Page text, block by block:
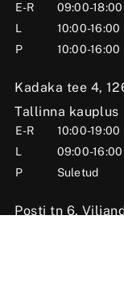
E-R
09:00-18:00
L
10:00-16:00
P
10:00-16:00
Kadaka tee 4,
Tallinna kauplus
E-R
10:00-19:00
L
09:00-16:00
P
Suletud
Posti tn 6,